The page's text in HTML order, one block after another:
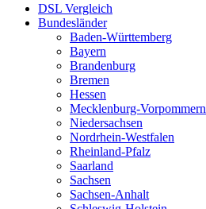
DSL Vergleich
Bundesländer
Baden-Württemberg
Bayern
Brandenburg
Bremen
Hessen
Mecklenburg-Vorpommern
Niedersachsen
Nordrhein-Westfalen
Rheinland-Pfalz
Saarland
Sachsen
Sachsen-Anhalt